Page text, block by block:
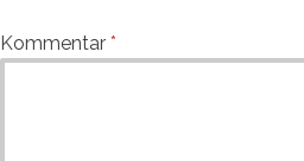
Kommentar *